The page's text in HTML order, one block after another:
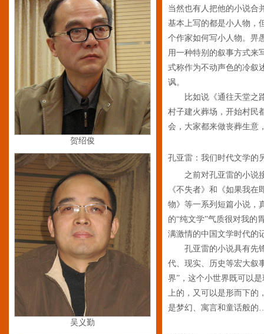
贺绍俊
吴义勤
当然也有人把他的小说合
基本上写的都是小人物，
个作家如何写小人物。畀
用一种特别的叙事方式来
式称作为不动声色的冷叙
讽。
比如说《通往天堂之路
村子建火葬场，开始村民
会，大家都来做丧葬生
孔亚雷：我们时代文学的
之前对孔亚雷的小说
《不失者》和《如果我
物》等一系列短篇小说，
的“纯文学”气质很对我的
满激情的中国文学时代的
孔亚雷的小说具有先锋
代、现实、历史等宏大叙
界”，这个小世界既可以
上的，又可以是形而下的
是梦幻、寓言和童话般